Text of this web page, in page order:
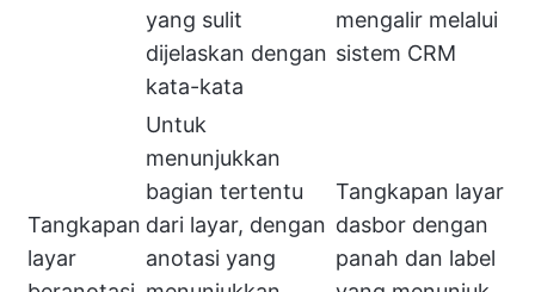
yang sulit
dijelaskan dengan
kata-kata
mengalir melalui
sistem CRM
Tangkapan
layar
Untuk
menunjukkan
bagian tertentu
dari layar, dengan
anotasi yang
Tangkapan layar
dasbor dengan
panah dan label